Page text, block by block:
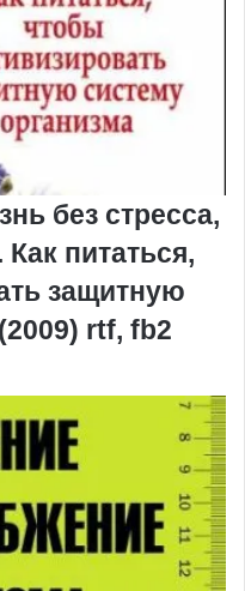
без стресса,
питаться,
защитную
rtf, fb2